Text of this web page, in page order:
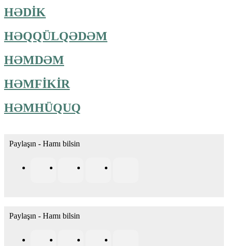
HƏDİK
HƏQQÜLQƏDƏM
HƏMDƏM
HƏMFİKİR
HƏMHÜQUQ
Paylaşın - Hamı bilsin
Paylaşın - Hamı bilsin